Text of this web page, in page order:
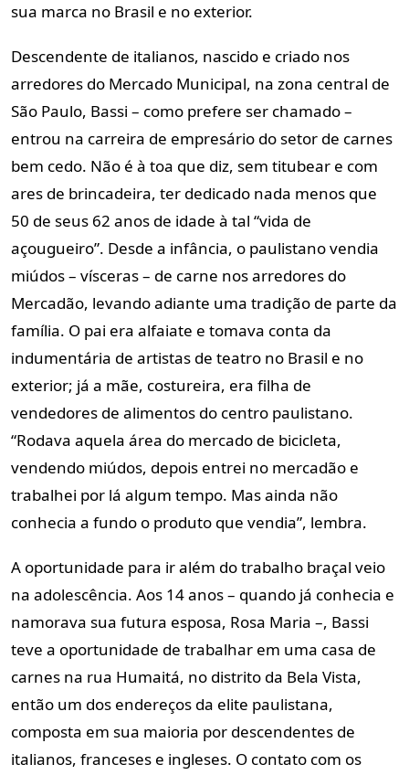
sua marca no Brasil e no exterior.
Descendente de italianos, nascido e criado nos
arredores do Mercado Municipal, na zona central de
São Paulo, Bassi – como prefere ser chamado –
entrou na carreira de empresário do setor de carnes
bem cedo. Não é à toa que diz, sem titubear e com
ares de brincadeira, ter dedicado nada menos que
50 de seus 62 anos de idade à tal “vida de
açougueiro”. Desde a infância, o paulistano vendia
miúdos – vísceras – de carne nos arredores do
Mercadão, levando adiante uma tradição de parte da
família. O pai era alfaiate e tomava conta da
indumentária de artistas de teatro no Brasil e no
exterior; já a mãe, costureira, era filha de
vendedores de alimentos do centro paulistano.
“Rodava aquela área do mercado de bicicleta,
vendendo miúdos, depois entrei no mercadão e
trabalhei por lá algum tempo. Mas ainda não
conhecia a fundo o produto que vendia”, lembra.
A oportunidade para ir além do trabalho braçal veio
na adolescência. Aos 14 anos – quando já conhecia e
namorava sua futura esposa, Rosa Maria –, Bassi
teve a oportunidade de trabalhar em uma casa de
carnes na rua Humaitá, no distrito da Bela Vista,
então um dos endereços da elite paulistana,
composta em sua maioria por descendentes de
italianos, franceses e ingleses. O contato com os